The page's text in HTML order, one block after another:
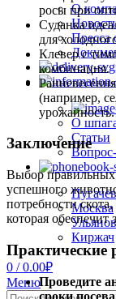
О
Пресса
О
Статьи
Пугачев
Москва
Киржач
0 / 0.00₽
Меню
росы при
Суданка
для
Клевер с
комбинация.
(например,
урожайность.
Заключение
Выбор
успешного
потребности
которая
Практические
Проведите
сроки